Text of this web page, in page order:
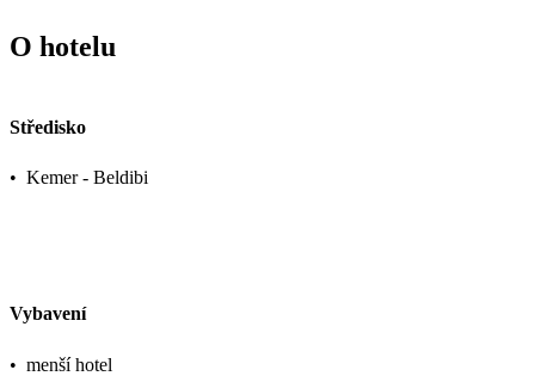
O hotelu
Středisko
• Kemer - Beldibi
Vybavení
• menší hotel